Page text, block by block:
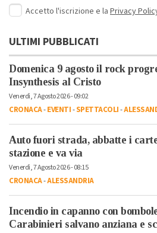
Accetto l'iscrizione e la Privacy
ULTIMI PUBBLICATI
Domenica 9 agosto il rock
Insynthesis al Cristo
Venerdì, 7 Agosto 2026 - 09:02
CRONACA-EVENTI-SPETTACOLI-
Auto fuori strada, abbatte i
stazione e va via
Venerdì, 7 Agosto 2026 - 08:15
CRONACA-ALESSANDRIA
Incendio in capanno con
Carabinieri salvano anziana e